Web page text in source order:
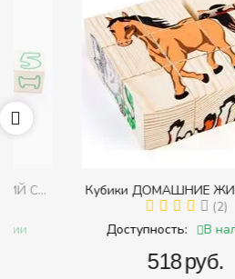
Кубики ДОМАШНИЕ ЖИВОТНЫЕ
(Томик) (Набор кубиков разрезных
(складных))
(2)
Доступность: В наличии
руб.